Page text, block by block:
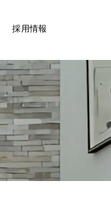
採用情報